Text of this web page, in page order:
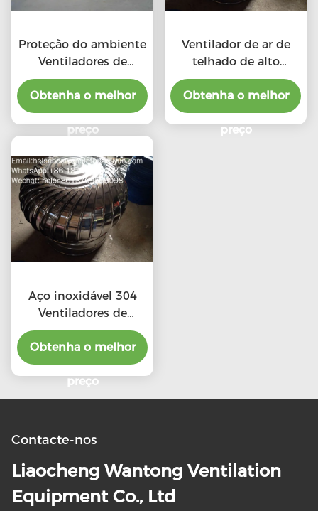
Proteção do ambiente
Ventiladores de
telhado de escape de
alta CFM com
ventiladores
profissionais
Obtenha o melhor
preço
Ventilador de ar de
telhado de alto
desempenho em
relação ao custo para
produto profissional
Obtenha o melhor
preço
Aço inoxidável 304
Ventiladores de
telhado de escape de
alta CFM com preço
preferencial
Obtenha o melhor
preço
Contacte-nos
Liaocheng Wantong Ventilation
Equipment Co., Ltd